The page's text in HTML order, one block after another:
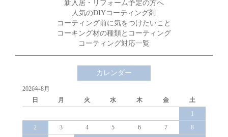
新入居・リフォーム予定の方へ
人気のDIYコーティング剤
コーティング前に気をつけたいこと
コーキング材の種類とコーティング
コーティング対応一覧
カレンダー
2026年8月
日
月 火 水 木 金
土
1
2
3 4 5 6 7
8